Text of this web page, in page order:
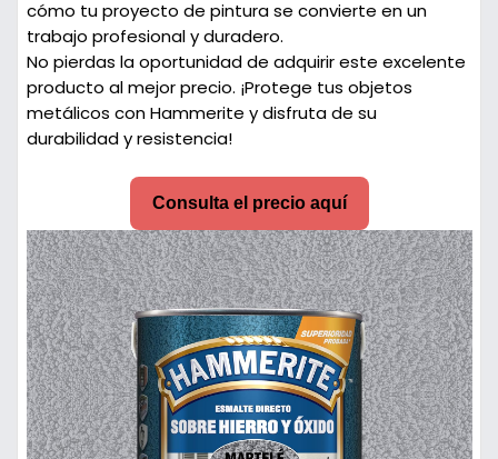
cómo tu proyecto de pintura se convierte en un
trabajo profesional y duradero.
No pierdas la oportunidad de adquirir este excelente
producto al mejor precio. ¡Protege tus objetos
metálicos con Hammerite y disfruta de su
durabilidad y resistencia!
Consulta el precio aquí